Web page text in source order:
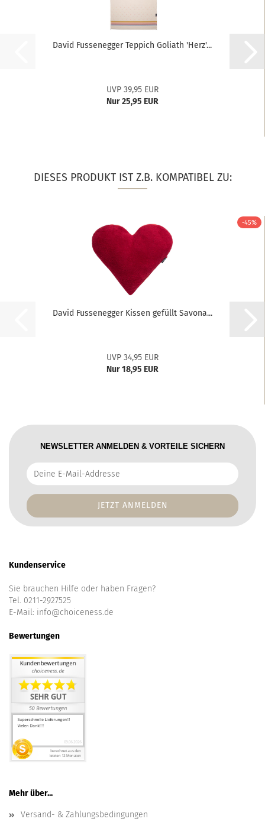
David Fussenegger Teppich Goliath 'Herz'...
UVP 39,95 EUR
Nur 25,95 EUR
DIESES PRODUKT IST Z.B. KOMPATIBEL ZU:
-45%
David Fussenegger Kissen gefüllt Savona...
UVP 34,95 EUR
Nur 18,95 EUR
NEWSLETTER ANMELDEN & VORTEILE SICHERN
Deine
E-
Addresse
Kundenservice
Sie brauchen Hilfe oder haben Fragen?
Tel. 0211-2927525
E-Mail: info@choiceness.de
Bewertungen
Mehr über...
Versand- & Zahlungsbedingungen